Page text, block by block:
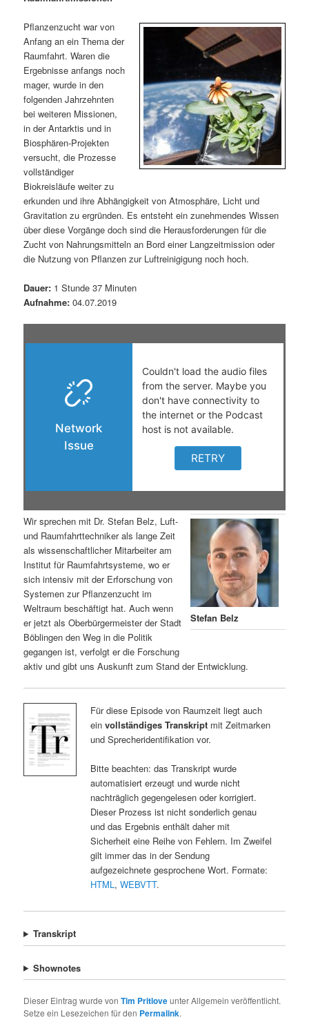
ä
r
e
n
I
n
h
a
t
s
n
n
d
ä
r
e
n
I
n
a
l
g
e
n
n
v
i
g
a
t
i
o
n
Pflanzenzucht war von
Anfang an ein Thema der
Raumfahrt. Waren die
Ergebnisse anfangs noch
mager, wurde in den
folgenden Jahrzehnten
bei weiteren Missionen,
in der Antarktis und in
Biosphären-Projekten
versucht, die Prozesse
vollständiger
Biokreisläufe weiter zu
erkunden und ihre Abhängigkeit von Atmosphäre, Licht und
Gravitation zu ergründen. Es entsteht ein zunehmendes Wissen
über diese Vorgänge doch sind die Herausforderungen für die
Zucht von Nahrungsmitteln an Bord einer Langzeitmission oder
die Nutzung von Pflanzen zur Luftreinigigung noch hoch.
Dauer: 1 Stunde 37 Minuten
Aufnahme: 04.07.2019
Stefan Belz
Wir sprechen mit Dr. Stefan Belz, Luft-
und Raumfahrttechniker als lange Zeit
als wissenschaftlicher Mitarbeiter am
Institut für Raumfahrtsysteme, wo er
sich intensiv mit der Erforschung von
Systemen zur Pflanzenzucht im
Weltraum beschäftigt hat. Auch wenn
er jetzt als Oberbürgermeister der Stadt
Böblingen den Weg in die Politik
gegangen ist, verfolgt er die Forschung
aktiv und gibt uns Auskunft zum Stand der Entwicklung.
Für diese Episode von Raumzeit liegt auch
ein vollständiges Transkriptmit Zeitmarken
und Sprecheridentifikation vor.
Bitte beachten: das Transkript wurde
automatisiert erzeugt und wurde nicht
nachträglich gegengelesen oder korrigiert.
Dieser Prozess ist nicht sonderlich genau
und das Ergebnis enthält daher mit
Sicherheit eine Reihe von Fehlern. Im Zweifel
gilt immer das in der Sendung
aufgezeichnete gesprochene Wort. Formate:
HTML, WEBVTT.
Transkript
Shownotes
Dieser Eintrag wurde vonTim Pritloveunter Allgemein veröffentlicht.
Setze ein Lesezeichen für den Permalink.